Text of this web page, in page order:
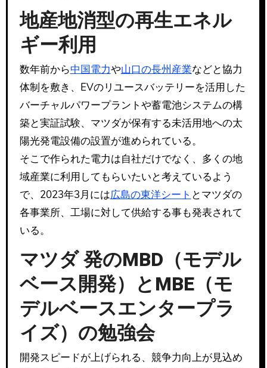
地産地消型の再生エネル
ギー利用
数年前から中国電力や山口の長州産業などと協力
体制を敷き、EVのリユースバッテリーを活用した
バーチャルパワープラントや蓄電池システムの構
築と実証試験、マツダが保有する未活用地への太
陽光発電設備の設置が進められている。
そこで作られた電力は自社だけでなく、多くの地
域産業に利用してもらいたいと考えているよう
で、2023年3月には広島の東洋シート とマツダの
各事業所、工場に対して供給する事も発表されて
いる。
マツダ 発のMBD（モデル
ベース開発）とMBE（モ
デルベースエンタープラ
イズ）の勉強会
開発スピードが上げられる、競争力向上が見込め